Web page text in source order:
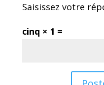
Saisissez votre
cinq × 1 =